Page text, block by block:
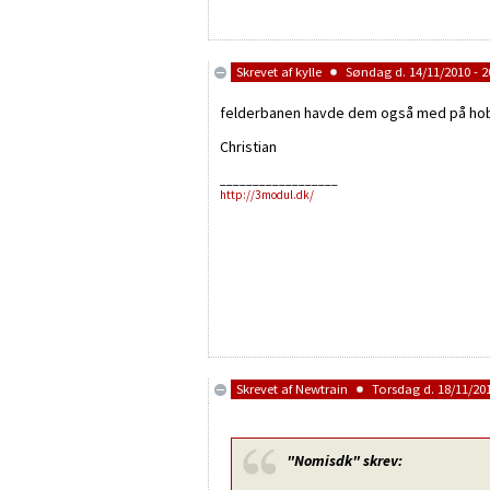
Skrevet afkylle Søndag d. 14/11/2010 -
felderbanen havde dem også med på
Christian
http://3modul.dk/
Skrevet afNewtrain Torsdag d. 18/11/
"Nomisdk"skrev: